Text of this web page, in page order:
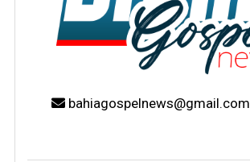
bahiagospelnews@gmail.com